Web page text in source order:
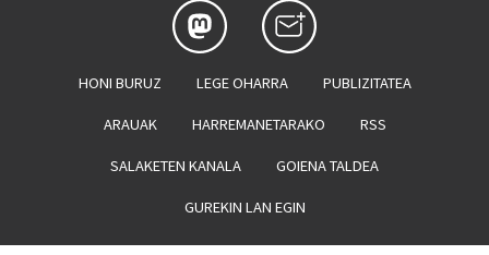
HONI BURUZ LEGE OHARRA PUBLIZITATEA
ARAUAK HARREMANETARAKO RSS
SALAKETEN KANALA GOIENA TALDEA
GUREKIN LAN EGIN